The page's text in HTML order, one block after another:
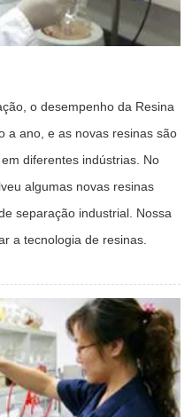
o desempenho da Resina
a ano, e as novas resinas são
diferentes indústrias. No
algumas novas resinas
separação industrial. Nossa
a tecnologia de resinas.